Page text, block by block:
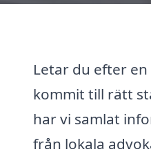
Letar du efter
kommit till rätt
har vi samlat
från lokala